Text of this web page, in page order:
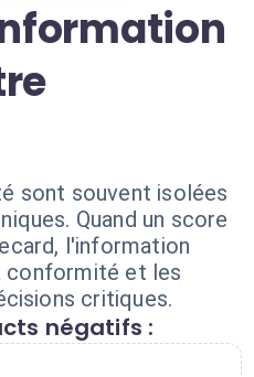
sont souvent isolées
Quand un score
l'information
conformité et les
critiques.
négatifs :